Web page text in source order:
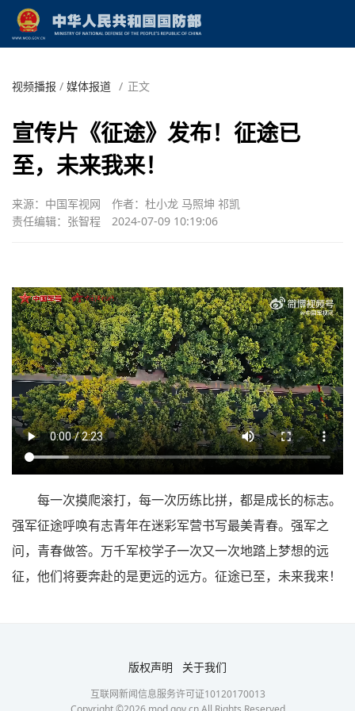
视频播报 / 媒体报道 / 正文
宣传片《征途》发布！征途已
至，未来我来！
来源：中国军视网
作者：杜小龙 马照坤 祁凯
责任编辑：张智程
2024-07-09 10:19:06
每一次摸爬滚打，每一次历练比拼，都是成长的标志。
强军征途呼唤有志青年在迷彩军营书写最美青春。强军之
问，青春做答。万千军校学子一次又一次地踏上梦想的远
征，他们将要奔赴的是更远的远方。征途已至，未来我来！
版权声明 关于我们
互联网新闻信息服务许可证10120170013